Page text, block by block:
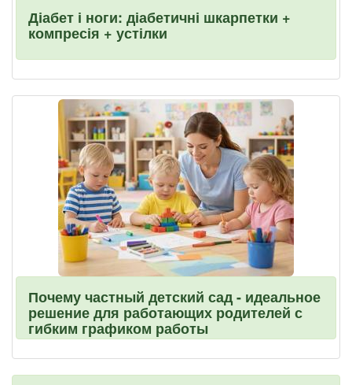
Діабет і ноги: діабетичні шкарпетки +
компресія + устілки
Почему частный детский сад - идеальное
решение для работающих родителей с
гибким графиком работы